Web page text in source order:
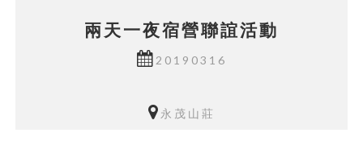
兩天一夜宿營聯誼活動
20190316
永茂山莊